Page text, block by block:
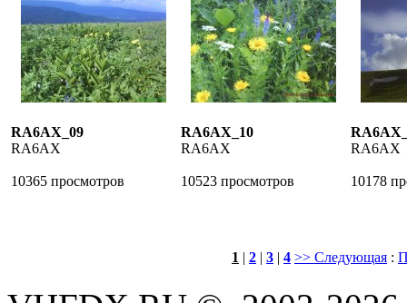
RA6AX_09
RA6AX
10365 просмотров
RA6AX_10
RA6AX
10523 просмотров
RA6AX
10178
1 | 2 | 3 | 4 >> Следующая :